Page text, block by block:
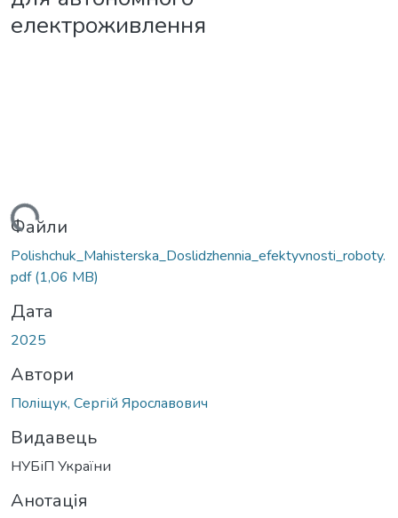
електроживлення
Файли
Polishchuk_Mahisterska_Doslidzhennia_efektyvnosti_roboty.
pdf(1,06 MB)
Дата
2025
Автори
Поліщук, Сергій Ярославович
Видавець
НУБіП України
Анотація